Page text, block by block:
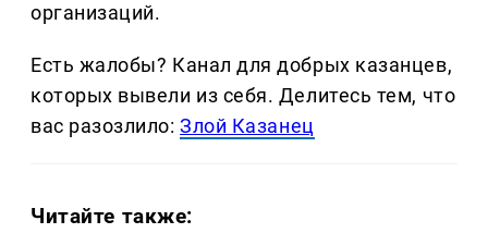
организаций.
Есть жалобы? Канал для добрых казанцев,
которых вывели из себя. Делитеcь тем, что
вас разозлило:Злой Казанец
Читайте также: